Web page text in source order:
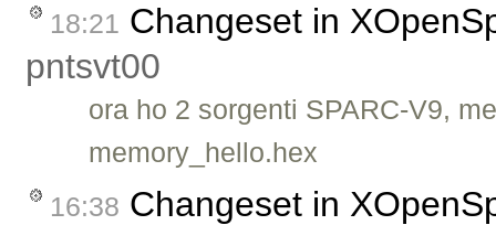
18:21 Changeset in
pntsvt00
ora ho 2 sorgenti SPARC-V9,
memory_hello.hex
16:38 Changeset in